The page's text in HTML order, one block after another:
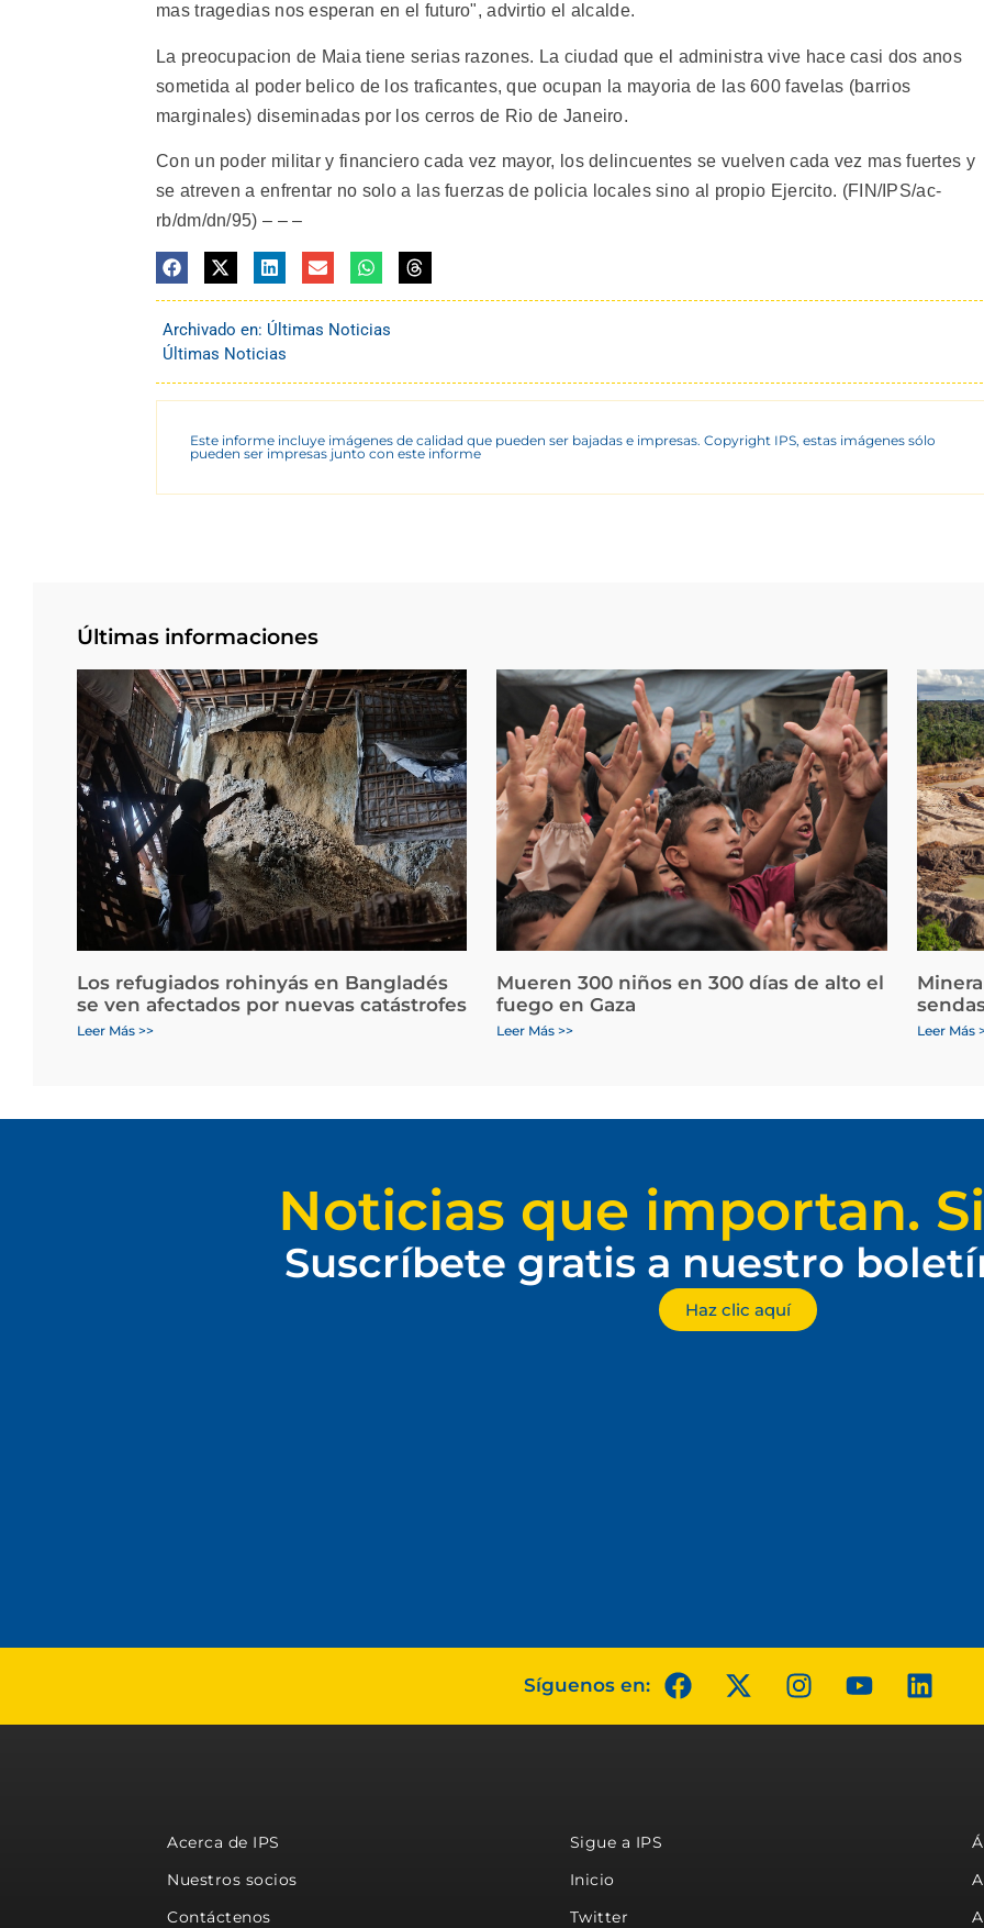
mas tragedias nos esperan en el futuro", advirtio el alcalde.
La preocupacion de Maia tiene serias razones. La ciudad que el administra vive hace casi dos anos
sometida al poder belico de los traficantes, que ocupan la mayoria de las 600 favelas (barrios
marginales) diseminadas por los cerros de Rio de Janeiro.
Con un poder militar y financiero cada vez mayor, los delincuentes se vuelven cada vez mas fuertes y
se atreven a enfrentar no solo a las fuerzas de policia locales sino al propio Ejercito. (FIN/IPS/ac-
rb/dm/dn/95) – – –
Archivado en: Últimas Noticias
Últimas Noticias
Este informe incluye imágenes de calidad que pueden ser bajadas e impresas. Copyright IPS, estas imágenes sólo
pueden ser impresas junto con este informe
Últimas informaciones
Los refugiados rohinyás en Bangladés
se ven afectados por nuevas catástrofes
Leer Más >>
Mueren 300 niños en 300 días de alto el
fuego en Gaza
Leer Más >> Leer Más
Noticias que importan.
Suscríbete gratis a nuestro
Haz clic aquí
Síguenos en:
Acerca de IPS
Nuestros socios
Contáctenos
Sigue a IPS
Inicio
Twitter